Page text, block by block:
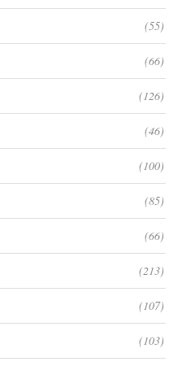
(55)
(66)
(126)
(46)
(100)
(85)
(66)
(213)
(107)
(103)